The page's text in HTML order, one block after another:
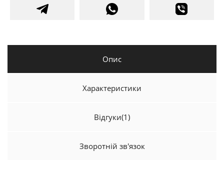
Опис
Характеристики
Відгуки(1)
Зворотній зв'язок